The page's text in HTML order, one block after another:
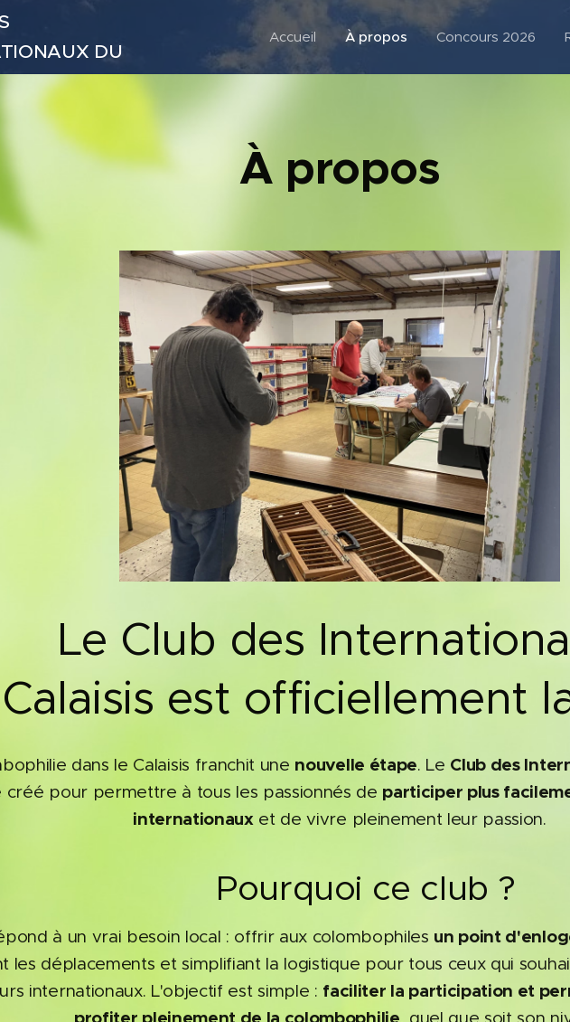
DU
Accueil À propos Concours 2026
À propos
🕊️ Le Club des
Calaisis est officiellement
dans le Calaisis franchit une nouvelle étape. Le Club des
créé pour permettre à tous les passionnés de participer plus
internationauxet de vivre pleinement leur passion.
🌟 Pourquoi ce club ?
à un vrai besoin local : offrir aux colombophiles un point
les déplacements et simplifiant la logistique pour tous ceux qui
internationaux. L'objectif est simple : faciliter la participation et